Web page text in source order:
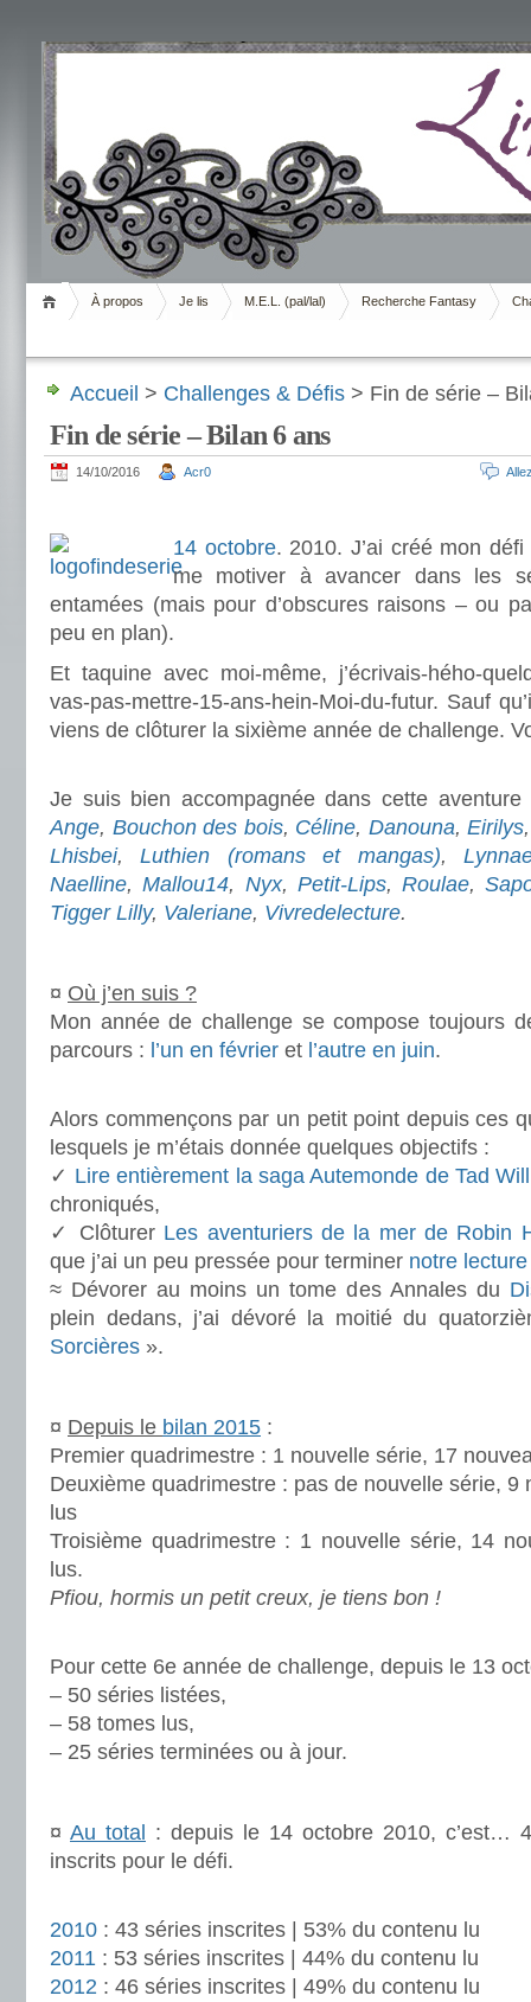
Livrement
À propos Je lis M.E.L. (pal/lal) Recherche Fantasy
Accueil > Challenges & Défis > Fin de série –
Fin de série – Bilan 6 ans
14/10/2016 Acr0
14 octobre. 2010. J’ai créé mon
me motiver à avancer dans les
entamées (mais pour d’obscures raisons – ou
peu en plan).
Et taquine avec moi-même, j’écrivais-hého-
vas-pas-mettre-15-ans-hein-Moi-du-futur. Sauf
viens de clôturer la sixième année de challenge.
Je suis bien accompagnée dans cette
Ange, Bouchon des bois, Céline, Danouna,Eirilys
Lhisbei,Luthien (romanset mangas),
Naelline,Mallou14, Nyx, Petit-Lips, Roulae,
Tigger Lilly, Valeriane, Vivredelecture.
¤ Où j’en suis ?
Mon année de challenge se compose toujours
parcours : l’un en février et l’autre en juin.
Alors commençons par un petit point depuis ces
lesquels je m’étais donnée quelques objectifs :
✓ Lire entièrement la saga Autemonde de Tad
chroniqués,
✓ Clôturer Les aventuriers de la mer de Robin
que j’ai un peu pressée pour terminer notre
≈ Dévorer au moins un tome des Annales du
plein dedans, j’ai dévoré la moitié du
Sorcières ».
¤ Depuis le bilan 2015 :
Premier quadrimestre : 1 nouvelle série, 17
Deuxième quadrimestre : pas de nouvelle série, 9
lus
Troisième quadrimestre : 1 nouvelle série, 14
lus.
Pfiou, hormis un petit creux, je tiens bon !
Pour cette 6e année de challenge, depuis le 13
– 50 séries listées,
– 58 tomes lus,
– 25 séries terminées ou à jour.
¤ Au total
: depuis le 14 octobre 2010, c’est…
inscrits pour le défi.
2010 : 43 séries inscrites | 53% du contenu lu
2011 : 53 séries inscrites | 44% du contenu lu
2012 : 46 séries inscrites | 49% du contenu lu